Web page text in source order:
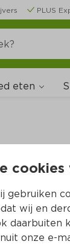
PLUS
eten
cookies
gebruiken
wij en
daarbuiten
onze e-